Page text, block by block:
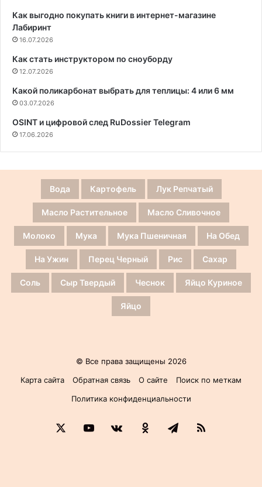
Как выгодно покупать книги в интернет-магазине
Лабиринт
16.07.2026
Как стать инструктором по сноуборду
12.07.2026
Какой поликарбонат выбрать для теплицы: 4 или 6 мм
03.07.2026
OSINT и цифровой след RuDossier Telegram
17.06.2026
Вода Картофель Лук Репчатый
Масло Растительное Масло Сливочное
Молоко Мука Мука Пшеничная На Обед
На Ужин Перец Черный Рис Сахар
Соль Сыр Твердый Чеснок Яйцо Куриное
Яйцо
© Все права защищены 2026
Карта сайта
Обратная связь О сайте
Поиск по меткам
Политика конфиденциальности
YouTubevk.comОдноклассники
Telegram
RSS